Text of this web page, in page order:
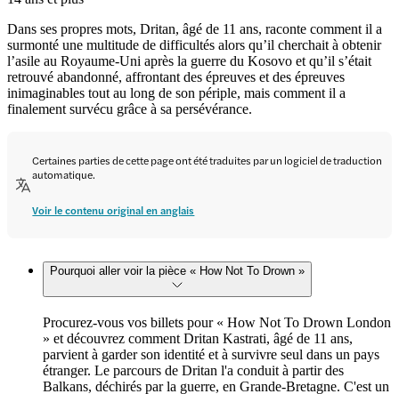
Dans ses propres mots, Dritan, âgé de 11 ans, raconte comment il a
surmonté une multitude de difficultés alors qu’il cherchait à obtenir
l’asile au Royaume-Uni après la guerre du Kosovo et qu’il s’était
retrouvé abandonné, affrontant des épreuves et des épreuves
inimaginables tout au long de son périple, mais comment il a
finalement survécu grâce à sa persévérance.
Certaines parties de cette page ont été traduites par un logiciel de traduction
automatique.
Voir le contenu original en anglais
Pourquoi aller voir la pièce « How Not To Drown »
Procurez-vous vos billets pour « How Not To Drown London
» et découvrez comment Dritan Kastrati, âgé de 11 ans,
parvient à garder son identité et à survivre seul dans un pays
étranger. Le parcours de Dritan l'a conduit à partir des
Balkans, déchirés par la guerre, en Grande-Bretagne. C'est un